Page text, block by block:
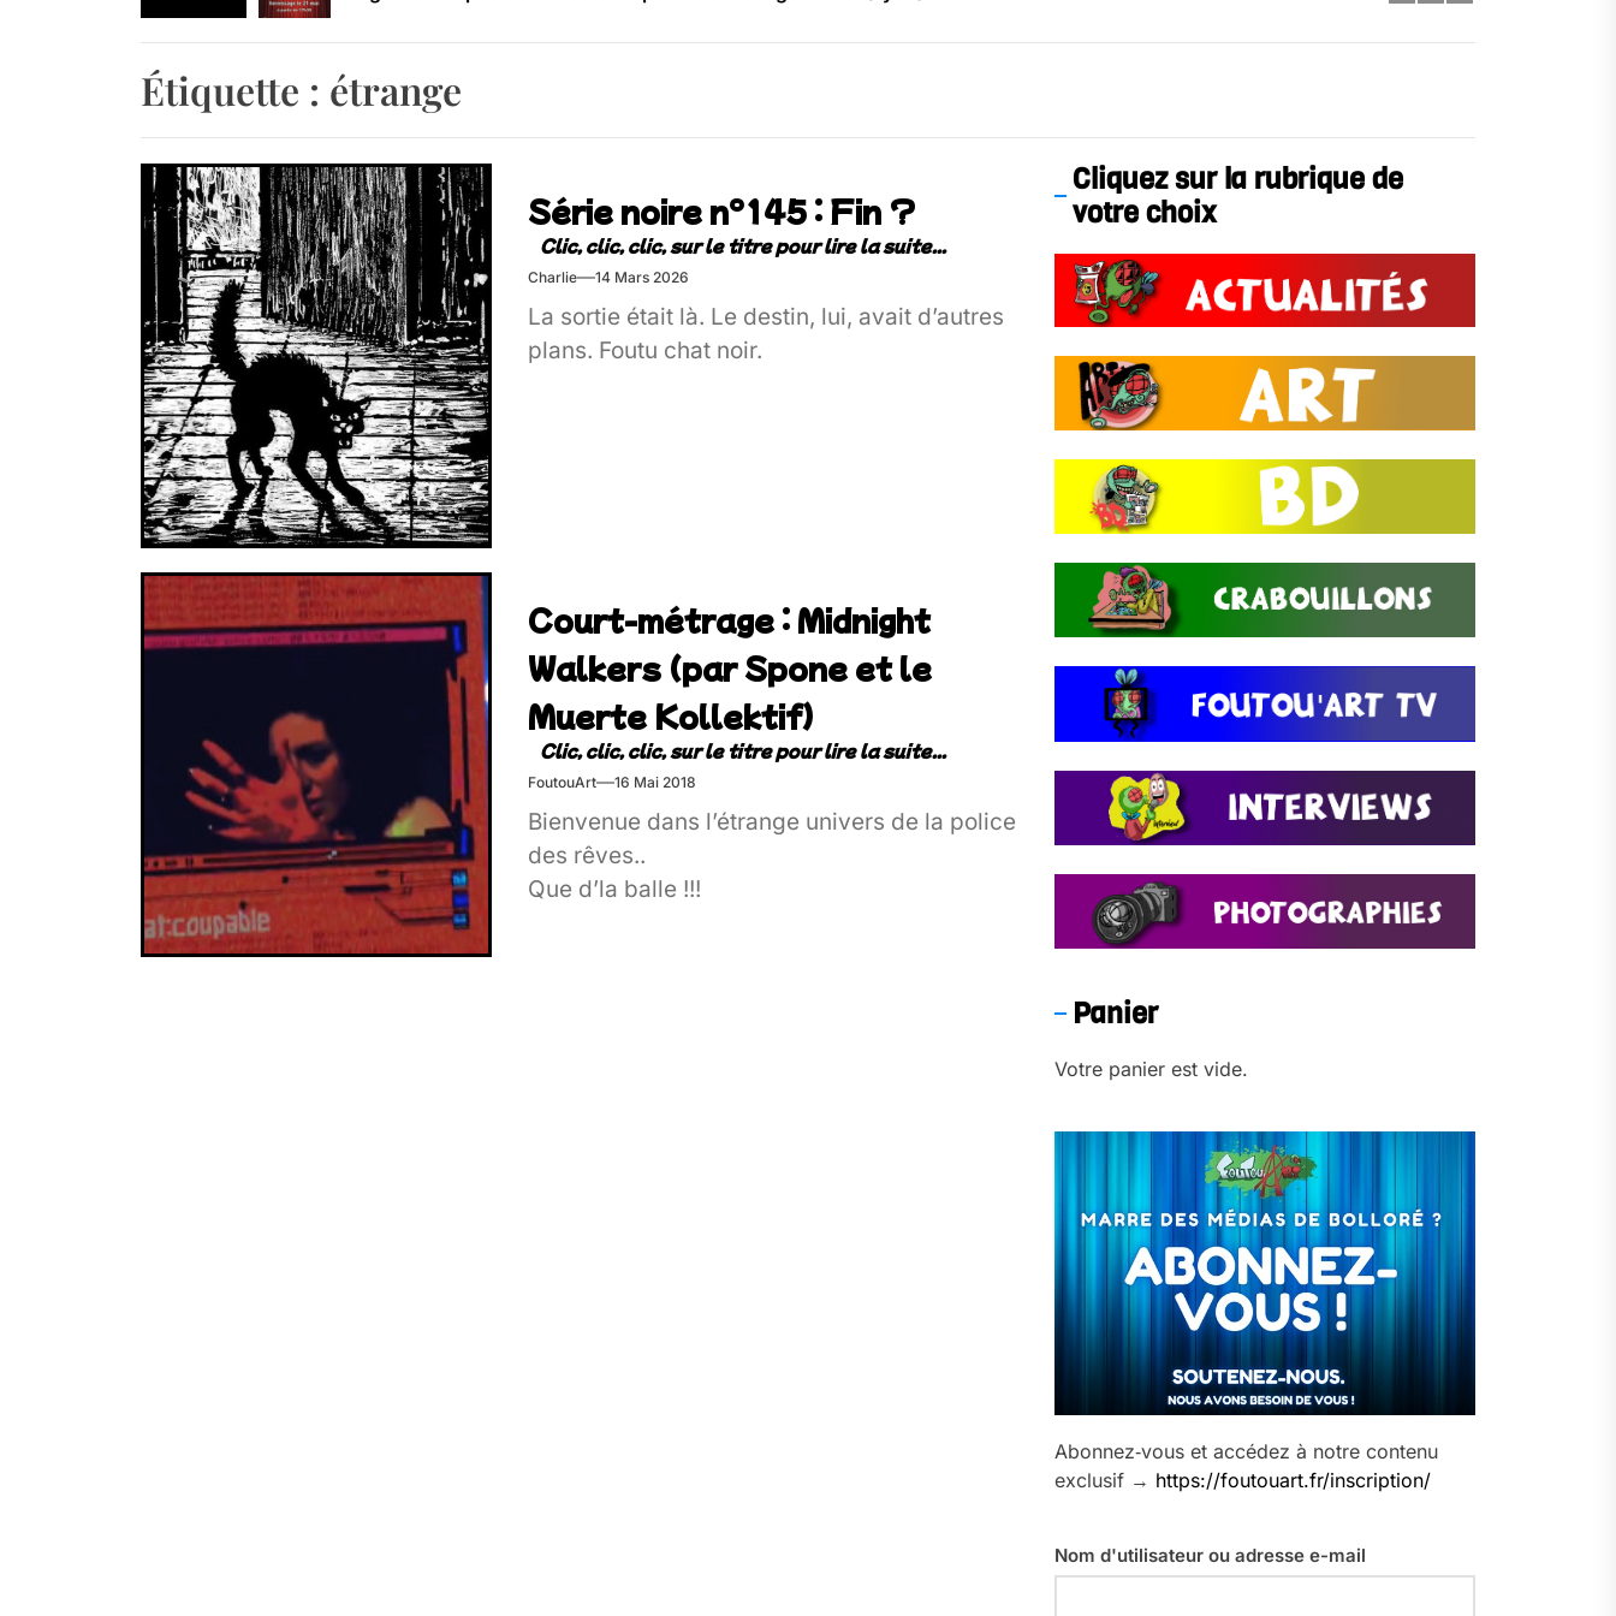
Retrouvez-nous au Bos’Tock Festival – Samedi 18 juillet (Vaulx-en-Velin)
Étiquette : étrange
Série noire n°145 : Fin ?
Charlie 14 Mars 2026
La sortie était là. Le destin, lui, avait d’autres
plans. Foutu chat noir.
Court-métrage : Midnight
Walkers (par Spone et le
Muerte Kollektif)
FoutouArt 16 Mai 2018
Bienvenue dans l’étrange univers de la police
des rêves..
Que d’la balle !!!
Cliquez sur la rubrique de
votre choix
Panier
Votre panier est vide.
Abonnez‑vous et accédez à notre contenu
exclusif → https://foutouart.fr/inscription/
Nom d'utilisateur ou adresse e-mail